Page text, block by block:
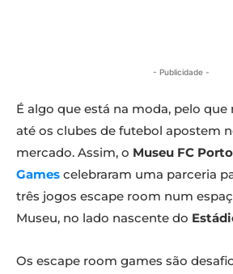
- Publicidade -
É algo que está na moda, pelo
até os clubes de futebol apostem
mercado. Assim, o Museu FC Porto
Games celebraram uma parceria
três jogos escape room num
Museu, no lado nascente do
Os escape room games são